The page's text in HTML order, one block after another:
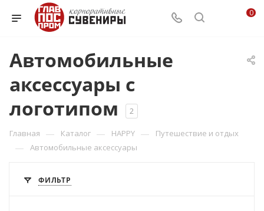
0
Автомобильные
аксессуары с
логотипом
2
Главная — Каталог — HAPPY — Путешествие и отдых
— Автомобильные аксессуары
ФИЛЬТР